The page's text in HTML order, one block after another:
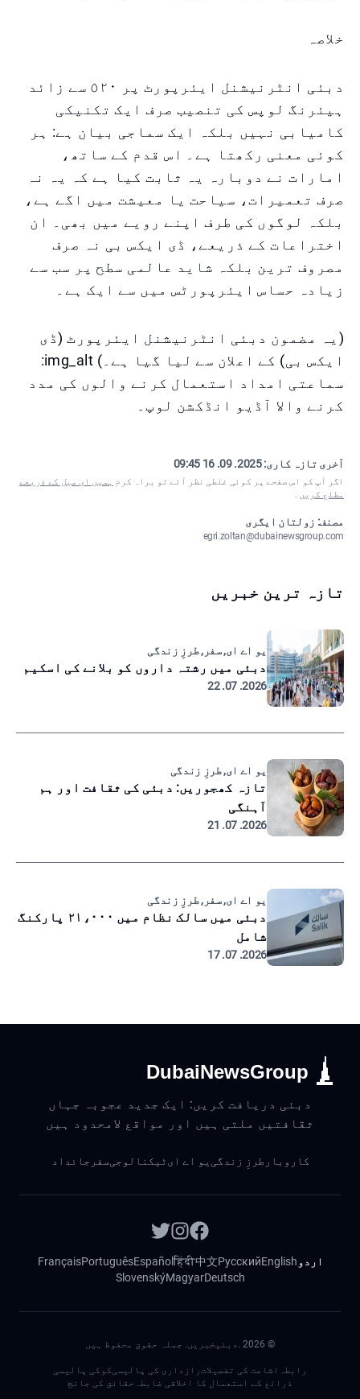
خلاصہ
دبئی انٹرنیشنل ایئرپورٹ پر ٥٢٠ سے زائد
ہیئرنگ لوپس کی تنصیب صرف ایک تکنیکی
کامیابی نہیں بلکہ ایک سماجی بیان ہے: ہر
کوئی معنی رکھتا ہے۔ اس قدم کے ساتھ،
امارات نے دوبارہ یہ ثابت کیا ہے کہ یہ نہ
صرف تعمیرات، سیاحت یا معیشت میں اگے ہے،
بلکہ لوگوں کی طرف اپنے رویے میں بھی۔ ان
اختراعات کے ذریعے، ڈی ایکس بی نہ صرف
مصروف ترین بلکہ شاید عالمی سطح پر سب سے
زیادہ حساس ایئرپورٹس میں سے ایک ہے۔
(یہ مضمون دبئی انٹرنیشنل ایئرپورٹ (ڈی
ایکس بی) کے اعلان سے لیا گیا ہے۔) img_alt:
سماعتی امداد استعمال کرنے والوں کی مدد
کرنے والا آڈیو انڈکشن لوپ۔
آخری تازہ کاری:2025. 09. 16 09:45
اگر آپ کو اس صفحے پر کوئی غلطی نظر آئے تو براہ کرم ہمیں ای میل کے ذریعے
مطلع کریں ۔
مصنف: زولتان ایگری
egri.zoltan@dubainewsgroup.com
تازہ ترین خبریں
یو اے ای, سفر, طرزِ زندگی
دبئی میں رشتہ داروں کو بلانے کی اسکیم
2026. 07. 22
یو اے ای, طرزِ زندگی
تازہ کھجوریں: دبئی کی ثقافت اور ہم
آہنگی
2026. 07. 21
یو اے ای, سفر, طرزِ زندگی
دبئی میں سالک نظام میں ۲۱،۰۰۰ پارکنگ
شامل
2026. 07. 17
DubaiNewsGroup
دبئی دریافت کریں: ایک جدید عجوبہ جہاں
ثقافتیں ملتی ہیں اور مواقع لامحدود ہیں
کاروبار طرزِ زندگی یو اے ایٹیکنالوجیسفر جائداد
اردو English
Русский
中文
हिंदी
Español
Português
Français
Deutsch
Magyar
Slovenský
©
2026 .دبئیخبریں. جملہ حقوق محفوظ ہیں
رابطہ اشاعت کی تفصیلاترازداری کی پالیسیکوکی پالیسی
ذرائع کے استعمال کا اخلاقی ضابطہ حقائق کی جانچ